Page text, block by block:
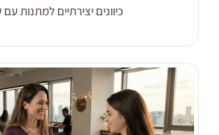
כיוונים יצירתיים למתנות